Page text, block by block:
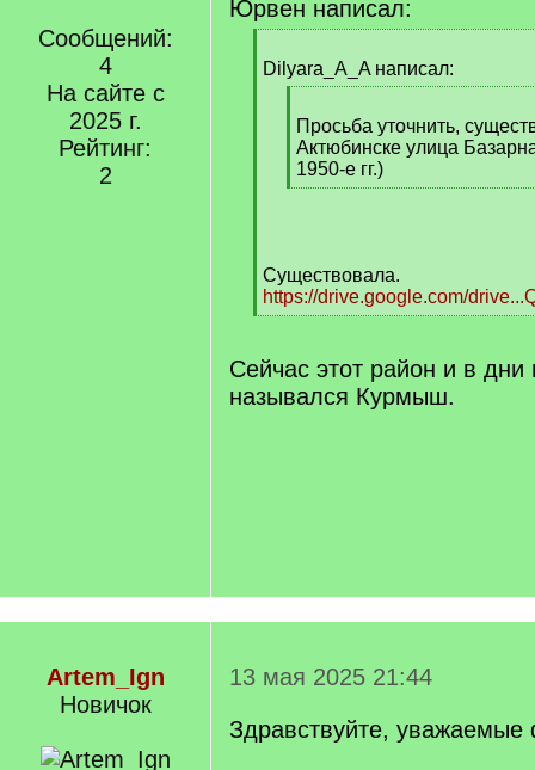
Сообщений:
4
На сайте с
2025 г.
Рейтинг:
2
Юрвен написал:
q
Dilyara_A_A написал:
q
]
Просьба уточнить,
Актюбинске улица
1950-е гг.)
[
Существовала.
https://drive.google.com/
[
q
]
Сейчас этот район и в
назывался Курмыш.
Artem_Ign
Новичок
13 мая 2025 21:44
Здравствуйте, уважаемые